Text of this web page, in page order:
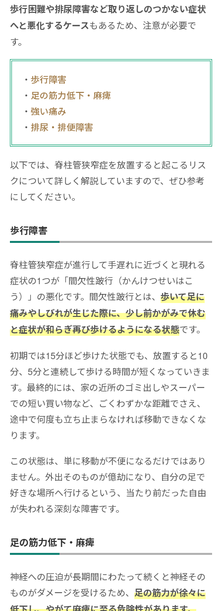
歩行困難や排尿障害など取り返しのつかない症状
へと悪化するケースもあるため、注意が必要で
す。
歩行障害
足の筋力低下・麻痺
強い痛み
排尿・排便障害
以下では、脊柱管狭窄症を放置すると起こるリス
クについて詳しく解説していますので、ぜひ参考
にしてください。
歩行障害
脊柱管狭窄症が進行して手遅れに近づくと現れる
症状の1つが「間欠性跛行（かんけつせいはこ
う）」の悪化です。間欠性跛行とは、 歩いて足に
痛みやしびれが生じた際に、少し前かがみで休む
と症状が和らぎ再び歩けるようになる状態です。
初期では15分ほど歩けた状態でも、放置すると10
分、5分と連続して歩ける時間が短くなっていきま
す。最終的には、家の近所のゴミ出しやスーパー
での短い買い物など、ごくわずかな距離でさえ、
途中で何度も立ち止まらなければ移動できなくな
ります。
この状態は、単に移動が不便になるだけではあり
ません。外出そのものが億劫になり、自分の足で
好きな場所へ行けるという、当たり前だった自由
が失われる深刻な障害です。
足の筋力低下・麻痺
神経への圧迫が長期間にわたって続くと神経その
ものがダメージを受けるため、 足の筋力が徐々に